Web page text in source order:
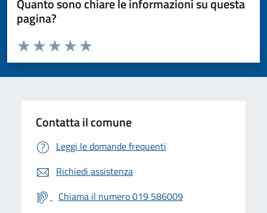
Quanto sono chiare le informazioni su questa
pagina?
Valuta da 1 a 5 stelle la pagina
Valuta 5 stelle su 5
Valuta 4 stelle su 5
Valuta 3 stelle su 5
Valuta 2 stelle su 5
Valuta 1 stelle su 5
Contatta il comune
Leggi le domande frequenti
Richiedi assistenza
Chiama il numero 019 586009